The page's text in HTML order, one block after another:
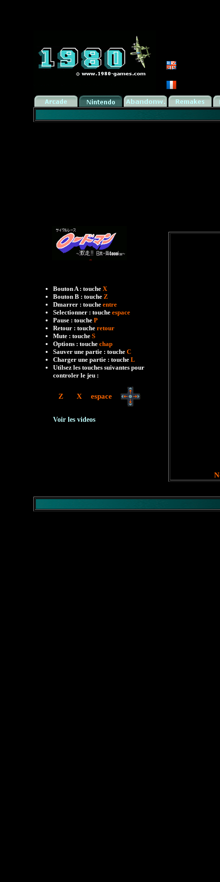
Bouton A : touche X
Bouton B : touche Z
Dmarrer : touche entre
Selectionner : touche espace
Pause : touche P
Retour : touche retour
Mute : touche S
Options : touche chap
Sauver une partie : touche C
Charger une partie : touche L
Utilsez les touches suivantes pour
controler le jeu :
Z X espace
Voir les videos